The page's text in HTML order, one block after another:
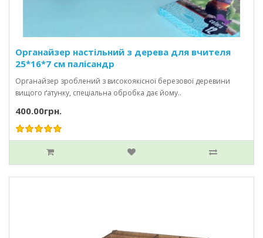
Органайзер настільний з дерева для вчителя
25*16*7 см палісандр
Органайзер зроблений з високоякісної березової деревини
вищого ґатунку, спеціальна обробка дає йому..
400.00грн.